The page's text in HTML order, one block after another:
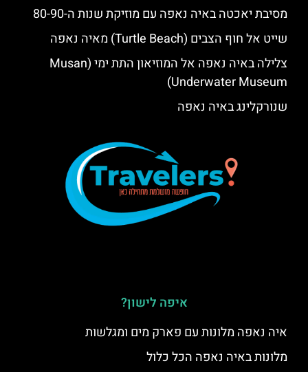
מסיבת יאכטה באיה נאפה עם מוזיקת שנות ה-80-90
שייט אל חוף הצבים (Turtle Beach) מאיה נאפה
צלילה באיה נאפה אל המוזיאון התת ימי (Musan
Underwater Museum)
שנורקלינג באיה נאפה
איפה לישון?
איה נאפה מלונות עם פארק מים ומגלשות
מלונות באיה נאפה הכל כלול